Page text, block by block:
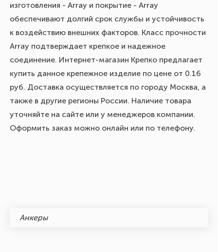
изготовления - Array и покрытие - Array
обеспечивают долгий срок службы и устойчивость
к воздействию внешних факторов. Класс прочности
Array подтверждает крепкое и надежное
соединение. Интернет-магазин Крепко предлагает
купить данное крепежное изделие по цене от 0.16
руб. Доставка осуществляется по городу Москва, а
также в другие регионы России. Наличие товара
уточняйте на сайте или у менеджеров компании.
Оформить заказ можно онлайн или по телефону.
Анкеры